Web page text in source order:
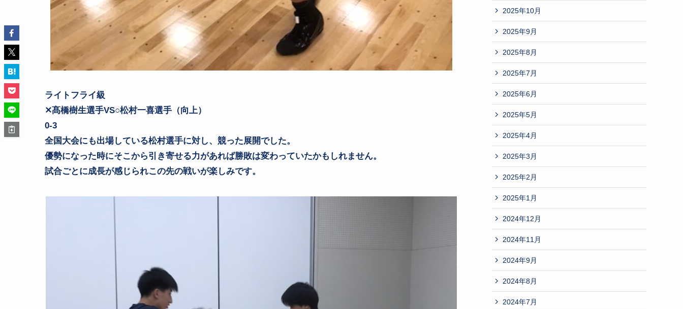
ライトフライ級
✕髙橋樹生選手VS○松村一喜選手（向上）
0-3
全国大会にも出場している松村選手に対し、競った展開でした。
優勢になった時にそこから引き寄せる力があれば勝敗は変わっていたかもしれません。
試合ごとに成長が感じられこの先の戦いが楽しみです。
2025年10月
2025年9月
2025年8月
2025年7月
2025年6月
2025年5月
2025年4月
2025年3月
2025年2月
2025年1月
2024年12月
2024年11月
2024年9月
2024年8月
2024年7月